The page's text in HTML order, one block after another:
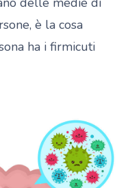
è la cosa
ha i firmicuti